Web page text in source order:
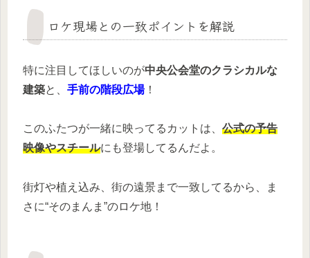
ロケ現場との一致ポイントを解説
特に注目してほしいのが中央公会堂のクラシカルな
建築と、 手前の階段広場！
このふたつが一緒に映ってるカットは、 公式の予告
映像やスチールにも登場してるんだよ。
街灯や植え込み、街の遠景まで一致してるから、ま
さに“そのまんま”のロケ地！